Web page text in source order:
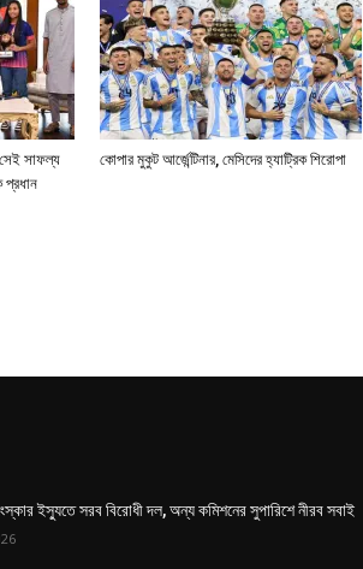
সাফল্য
প্রধান
কোপার মুকুট আর্জেন্টিনার, মেসিদের হ্যাট্রিক শিরোপা
ইস্যুতে সরব বিরোধী দল, অন্য কমিশনের সুপারিশে নীরব সবাই